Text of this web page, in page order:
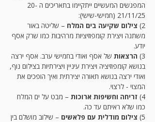
המפגשים המעשיים ייתקיימו בתאריכים ה 20-
21/11/25 (חמישי-שישי):
2) צילום שקיעה בים המלח – שליטה באור
משתנה ויצירת קומפוזיציות מרהיבות כמו שרק אסף
יודע.
3) הרצאות של אסף ואודי בחמישי ערב. אסף ירצה
בנושא קומפוזיציה ויצירת עיניין ויצירתיות בצילום נוף,
ואודי ירצה בנושא תאורה יצירתית ואיך הופכים את
המצוי - לרצוי.
4) זריחה וחשיפות ארוכות – מבט על ים המלח
כמו שלא ראיתם עד כה.
5) צילום מודלית עם פלאשים – שילוב מושלם בין